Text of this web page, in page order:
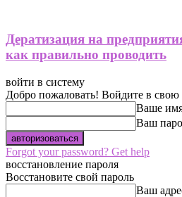
Дератизация на
как правильно проводить
войти в систему
Добро пожаловать! Войдите в свою
Ваше имя
Ваш
Forgot your password? Get help
восстановление пароля
Восстановите свой пароль
Ваш